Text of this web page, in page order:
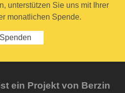
unterstützen Sie uns mit Ihrer
monatlichen Spende.
Spenden
ein Projekt von Berzin